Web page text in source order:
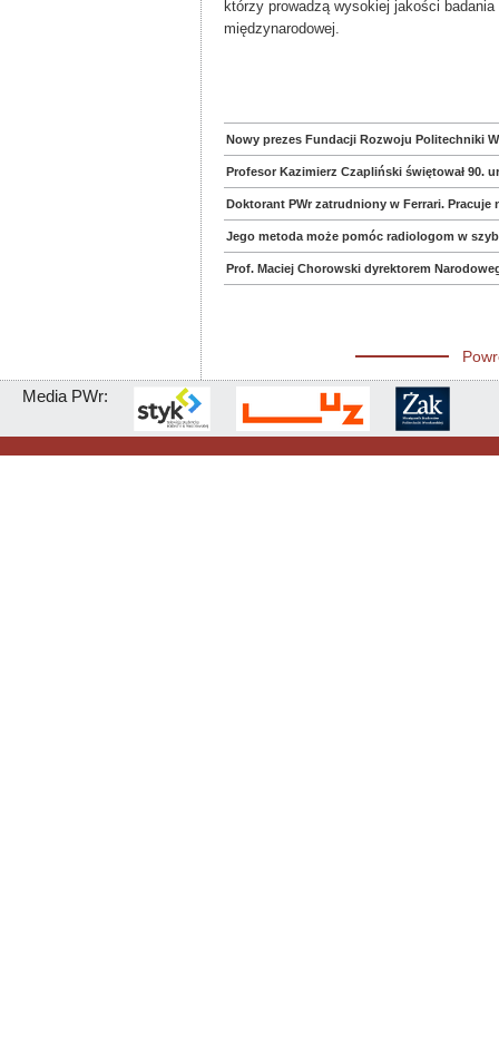
którzy prowadzą wysokiej jakości
międzynarodowej.
Nowy prezes Fundacji Rozwoju Politechniki
Profesor Kazimierz Czapliński świętował 90.
Doktorant PWr zatrudniony w Ferrari. Pracuje
Jego metoda może pomóc radiologom w
Prof. Maciej Chorowski dyrektorem
Media PWr: